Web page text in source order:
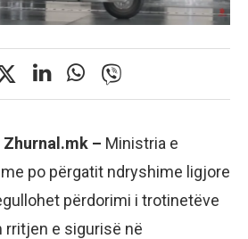
Zhurnal.mk – Ministria e
po përgatit ndryshime ligjore
përdorimi i trotinetëve
rritjen e sigurisë në